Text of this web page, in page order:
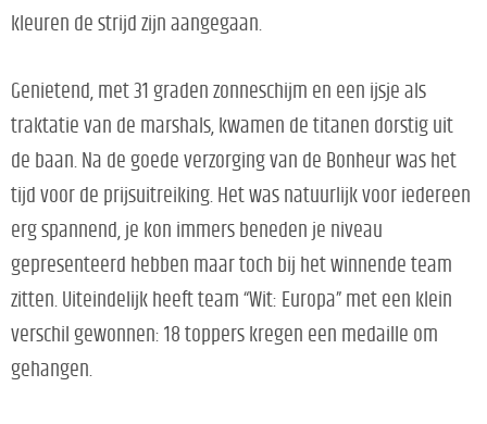
kleuren de strijd zijn aangegaan.
Genietend, met 31 graden zonneschijm en een ijsje als
traktatie van de marshals, kwamen de titanen dorstig uit
de baan. Na de goede verzorging van de Bonheur was het
tijd voor de prijsuitreiking. Het was natuurlijk voor iedereen
erg spannend, je kon immers beneden je niveau
gepresenteerd hebben maar toch bij het winnende team
zitten. Uiteindelijk heeft team “Wit: Europa” met een klein
verschil gewonnen: 18 toppers kregen een medaille om
gehangen.